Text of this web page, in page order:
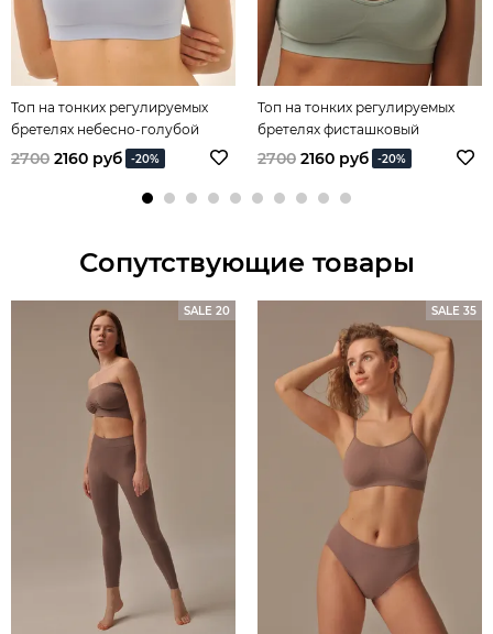
Топ на тонких регулируемых
бретелях небесно-голубой
2700 2160 руб -20%
Топ на тонких регулируемых
бретелях фисташковый
2700 2160 руб -20%
Сопутствующие товары
SALE 20 SALE 35